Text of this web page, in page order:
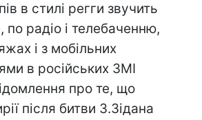
в стилі регги звучить
по радіо і телебаченню,
і з мобільних
в російських ЗМІ
про те, що
після битви З.Зідана